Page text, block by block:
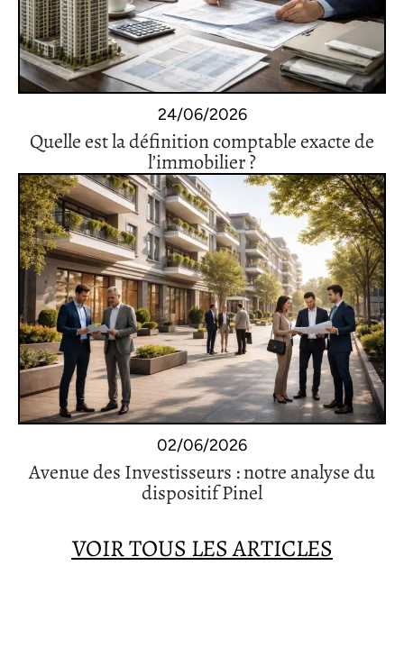
24/06/2026
Quelle est la définition comptable exacte de
l’immobilier ?
02/06/2026
Avenue des Investisseurs : notre analyse du
dispositif Pinel
VOIR TOUS LES ARTICLES